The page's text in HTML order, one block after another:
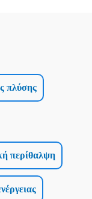
πλύσης
περίθαλψη